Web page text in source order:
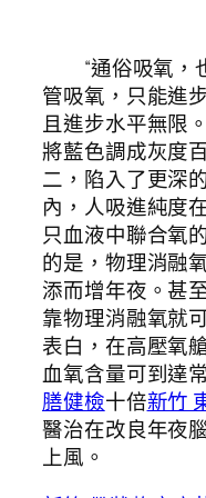
“通俗吸氧，
管吸氧，只能進
且進步水平無限
將藍色調成灰度
二，陷入了更深
內，人吸進純度
只血液中聯合氧
的是，物理消融
添而增年夜。甚
靠物理消融氧就
表白，在高壓氧
血氧含量可到達
膳健檢十倍新竹
醫治在改良年夜
上風。